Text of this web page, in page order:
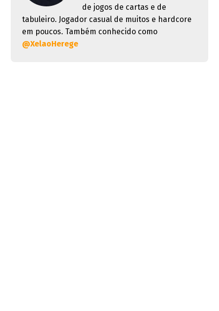
de jogos de cartas e de
tabuleiro. Jogador casual de muitos e hardcore
em poucos. Também conhecido como
@XelaoHerege